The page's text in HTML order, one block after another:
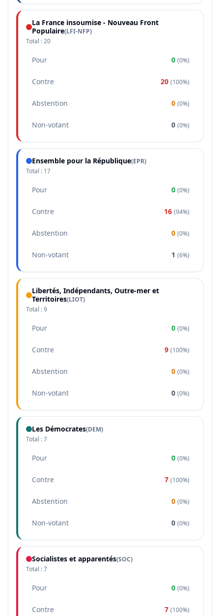
La France insoumise - Nouveau Front
Populaire(LFI-NFP)
Total :20
Pour 0 (0%)
Contre 20 (100%)
Abstention 0 (0%)
Non-votant 0 (0%)
Ensemble pour la République(EPR)
Total : 17
Pour 0 (0%)
Contre 16 (94%)
Abstention 0 (0%)
Non-votant 1 (6%)
Libertés, Indépendants, Outre-mer et
Territoires(LIOT)
Total :9
Pour 0 (0%)
Contre 9 (100%)
Abstention 0 (0%)
Non-votant 0 (0%)
Les Démocrates(DEM)
Total :7
Pour 0 (0%)
Contre 7 (100%)
Abstention 0 (0%)
Non-votant 0 (0%)
Socialistes et apparentés(SOC)
Total :7
Pour 0 (0%)
Contre 7 (100%)